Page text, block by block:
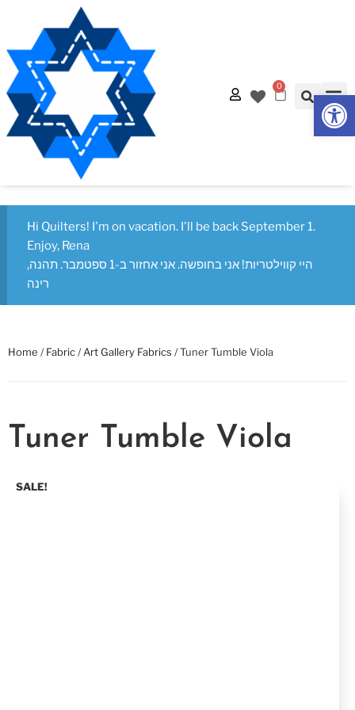
0
Hi Quilters! I'm on vacation. I'll be back September 1.
Enjoy, Rena
היי קווילטריות! אני בחופשה. אני אחזור ב-1 ספטמבר. תהנה,
רינה
Home /Fabric/Art Gallery Fabrics / Tuner Tumble Viola
Tuner Tumble Viola
SALE!